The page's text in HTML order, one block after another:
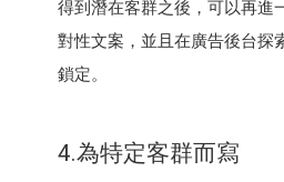
得到潛在客群之後，可以再進
對性文案，並且在廣告後台探
鎖定。
4.為特定客群而寫